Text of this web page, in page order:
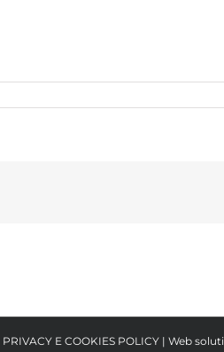
PRIVACY E COOKIES POLICY | Web